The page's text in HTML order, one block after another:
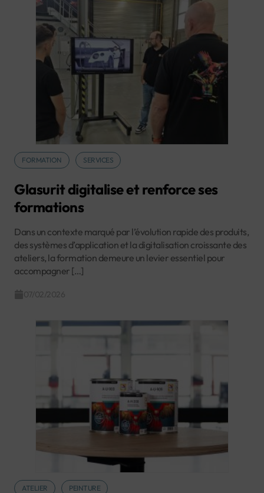
FORMATION SERVICES
Glasurit digitalise et renforce ses
formations
Dans un contexte marqué par l’évolution rapide des produits,
des systèmes d’application et la digitalisation croissante des
ateliers, la formation demeure un levier essentiel pour
accompagner […]
ATELIER PEINTURE